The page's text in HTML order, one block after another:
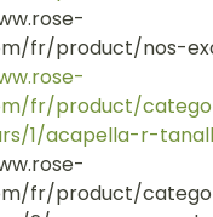
fr/product/nos-
fr/product/
1/acapella-r-
fr/product/